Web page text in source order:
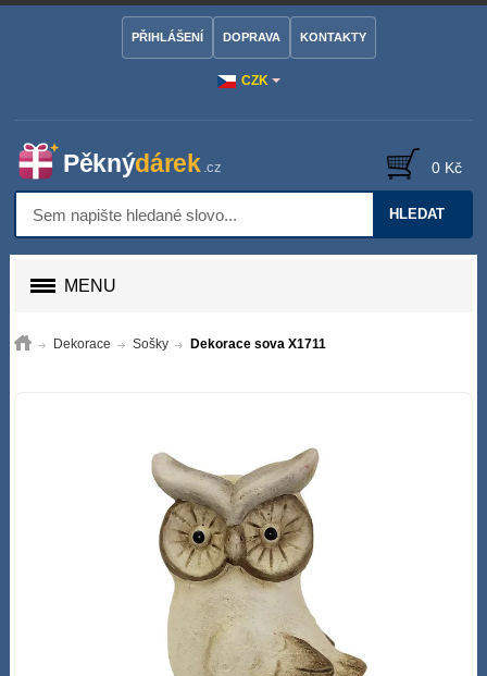
CZK
PŘIHLÁŠENÍ DOPRAVA KONTAKTY
HLEDAT
0 Kč
MENU
Dekorace Sošky Dekorace sova X1711